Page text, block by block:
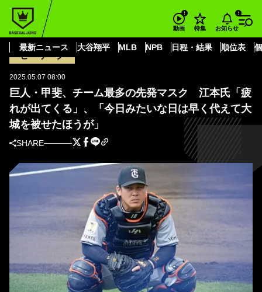
動画 特集 お知らせ
最新ニュース 大谷翔平 MLB NPB 日程・結果 順位表
BASEBALL KING
甲斐 拓也
巨人・甲斐、チーム最多の先発マスク 江本氏「疲れが出てくる」、「今日
みたいな日は早く代えて大城を被せたほうが」
セ・リーグ
2025.05.07 08:00
巨人・甲斐、チーム最多の先発マスク 江本氏「疲
れが出てくる」、「今日みたいな日は早く代えて大
城を被せたほうが」
SHARE